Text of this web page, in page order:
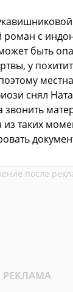
роман с
быть
у
снял
звонить
таких